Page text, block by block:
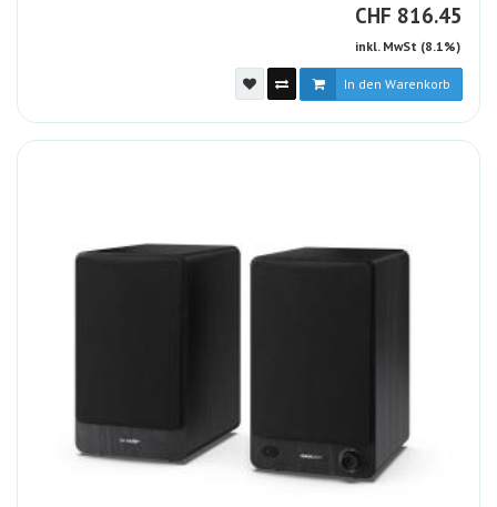
CHF CHF
816.45
inkl. MwSt (8.1%)
In den Warenkorb